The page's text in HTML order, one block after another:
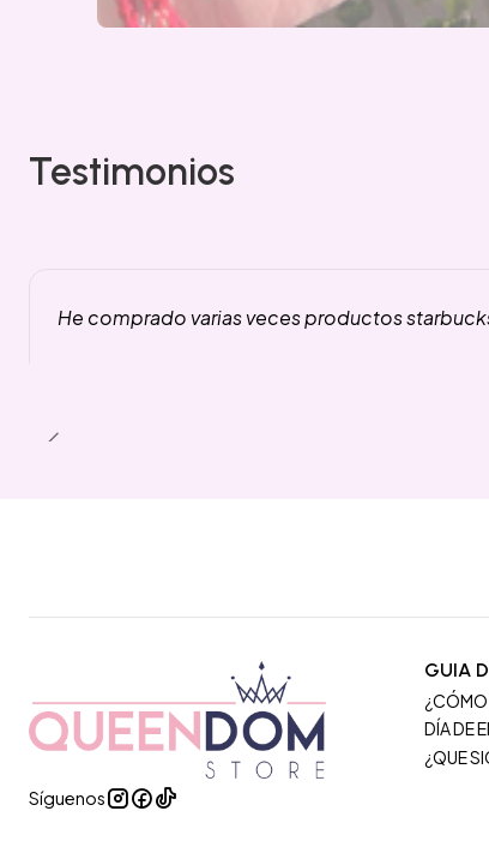
Testimonios
He comprado varias veces productos
Síguenos
GUIA
DÍA DE
¿QUE